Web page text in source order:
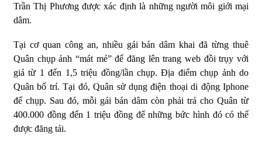
Trần Thị Phương được xác định là những người môi giới mại
dâm.
Tại cơ quan công an, nhiều gái bán dâm khai đã từng thuê
Quân chụp ảnh “mát mẻ” để đăng lên trang web đồi trụy với
giá từ 1 đến 1,5 triệu đồng/lần chụp. Địa điểm chụp ảnh do
Quân bố trí. Tại đó, Quân sử dụng điện thoại di động Iphone
để chụp. Sau đó, mỗi gái bán dâm còn phải trả cho Quân từ
400.000 đồng đến 1 triệu đồng để những bức hình đó có thể
được đăng tải.